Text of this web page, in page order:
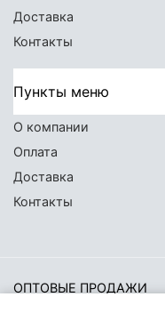
Доставка
Контакты
Пункты меню
О компании
Оплата
Доставка
Контакты
ОПТОВЫЕ ПРОДАЖИ